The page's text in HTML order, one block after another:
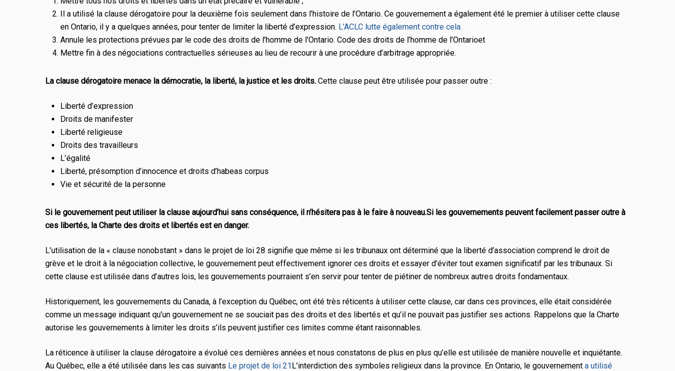
Il a utilisé la clause dérogatoire pour la deuxième fois seulement dans l’histoire de l’Ontario. Ce gouvernement a également été le premier à utiliser cette clause
en Ontario, il y a quelques années, pour tenter de limiter la liberté d’expression. L’ACLC lutte également contre cela.
Annule les protections prévues par le code des droits de l’homme de l’Ontario.Code des droits de l’homme de l’Ontarioet
Mettre fin à des négociations contractuelles sérieuses au lieu de recourir à une procédure d’arbitrage appropriée.
La clause dérogatoire menace la démocratie, la liberté, la justice et les droits. Cette clause peut être utilisée pour passer outre :
Liberté d’expression
Droits de manifester
Liberté religieuse
Droits des travailleurs
L’égalité
Liberté, présomption d’innocence et droits d’habeas corpus
Vie et sécurité de la personne
Si le gouvernement peut utiliser la clause aujourd’hui sans conséquence, il n’hésitera pas à le faire à nouveau.Si les gouvernements peuvent facilement passer outre à
ces libertés, laCharte des droits et libertésest en danger.
L’utilisation de la « clause nonobstant » dans le projet de loi 28 signifie que même si les tribunaux ont déterminé que la liberté d’association comprend le droit de
grève et le droit à la négociation collective, le gouvernement peut effectivement ignorer ces droits et essayer d’éviter tout examen significatif par les tribunaux. Si
cette clause est utilisée dans d’autres lois, les gouvernements pourraient s’en servir pour tenter de piétiner de nombreux autres droits fondamentaux.
Historiquement, les gouvernements du Canada, à l’exception du Québec, ont été très réticents à utiliser cette clause, car dans ces provinces, elle était considérée
comme un message indiquant qu’un gouvernement ne se souciait pas des droits et des libertés et qu’il ne pouvait pas justifier ses actions. Rappelons que laCharte
autorise les gouvernements à limiter les droits s’ils peuvent justifier ces limites comme étant raisonnables.
La réticence à utiliser la clause dérogatoire a évolué ces dernières années et nous constatons de plus en plus qu’elle est utilisée de manière nouvelle et inquiétante.
Au Québec, elle a été utilisée dans les cas suivants Le projet de loi 21L’interdiction des symboles religieux dans la province. En Ontario, le gouvernementa utilisé